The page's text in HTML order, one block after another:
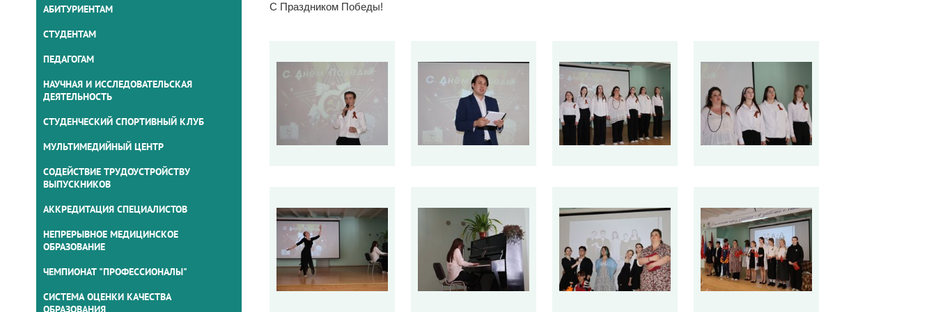
АБИТУРИЕНТАМ
СТУДЕНТАМ
ПЕДАГОГАМ
НАУЧНАЯ И ИССЛЕДОВАТЕЛЬСКАЯ
ДЕЯТЕЛЬНОСТЬ
СТУДЕНЧЕСКИЙ СПОРТИВНЫЙ КЛУБ
МУЛЬТИМЕДИЙНЫЙ ЦЕНТР
СОДЕЙСТВИЕ ТРУДОУСТРОЙСТВУ
ВЫПУСКНИКОВ
АККРЕДИТАЦИЯ СПЕЦИАЛИСТОВ
НЕПРЕРЫВНОЕ МЕДИЦИНСКОЕ
ОБРАЗОВАНИЕ
ЧЕМПИОНАТ "ПРОФЕССИОНАЛЫ"
СИСТЕМА ОЦЕНКИ КАЧЕСТВА
ОБРАЗОВАНИЯ
С Праздником Победы!